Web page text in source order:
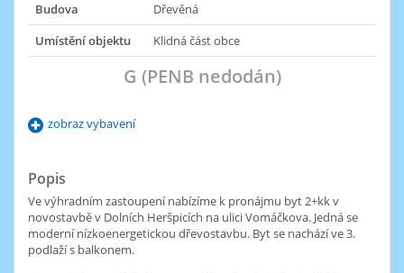
Budova
Dřevěná
Umístění objektu
Klidná část obce
G (PENB nedodán)
zobraz vybavení
Popis
Ve výhradním zastoupení nabízíme k pronájmu byt 2+kk v
novostavbě v Dolních Heršpicích na ulici Vomáčkova. Jedná se
moderní nízkoenergetickou dřevostavbu. Byt se nachází ve 3.
podlaží s balkonem.